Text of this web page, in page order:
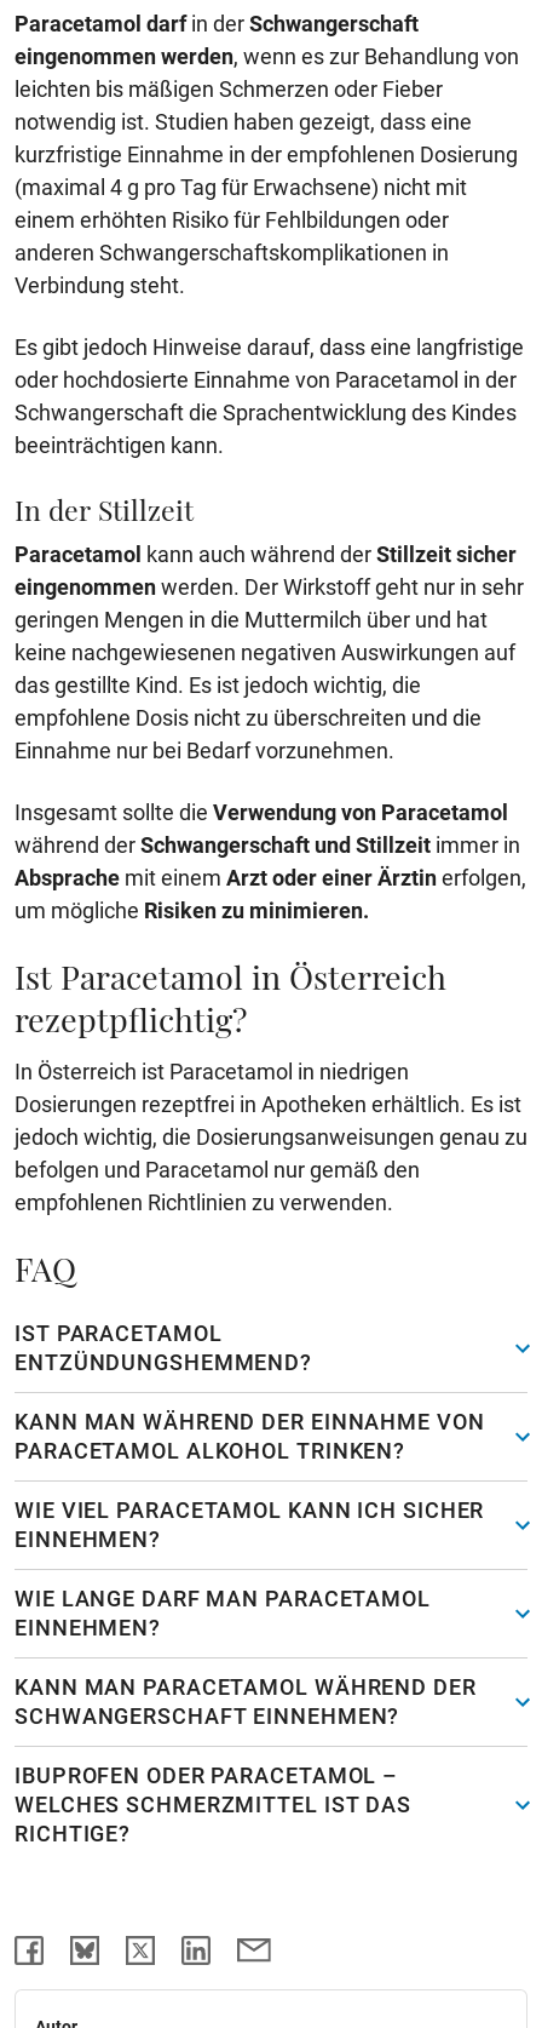
Paracetamol darfin derSchwangerschaft
eingenommen werden, wenn es zur Behandlung von
leichten bis mäßigen Schmerzen oder Fieber
notwendig ist. Studien haben gezeigt, dass eine
kurzfristige Einnahme in der empfohlenen Dosierung
(maximal 4 g pro Tag für Erwachsene) nicht mit
einem erhöhten Risiko für Fehlbildungen oder
anderen Schwangerschaftskomplikationen in
Verbindung steht.
Es gibt jedoch Hinweise darauf, dass eine langfristige
oder hochdosierte Einnahme von Paracetamol in der
Schwangerschaft die Sprachentwicklung des Kindes
beeinträchtigen kann.
In der Stillzeit
Paracetamol kann auch während derStillzeitsicher
eingenommenwerden. Der Wirkstoff geht nur in sehr
geringen Mengen in die Muttermilch über und hat
keine nachgewiesenen negativen Auswirkungen auf
das gestillte Kind. Es ist jedoch wichtig, die
empfohlene Dosis nicht zu überschreiten und die
Einnahme nur bei Bedarf vorzunehmen.
Insgesamt sollte die Verwendung von Paracetamol
während derSchwangerschaft und Stillzeit immer in
Absprache mit einem Arzt oder einer Ärztinerfolgen,
um mögliche Risiken zu minimieren.
Ist Paracetamol in Österreich
rezeptpflichtig?
In Österreich ist Paracetamol in niedrigen
Dosierungen rezeptfrei in Apotheken erhältlich. Es ist
jedoch wichtig, die Dosierungsanweisungen genau zu
befolgen und Paracetamol nur gemäß den
empfohlenen Richtlinien zu verwenden.
FAQ
IST PARACETAMOL
ENTZÜNDUNGSHEMMEND?
KANN MAN WÄHREND DER EINNAHME VON
PARACETAMOL ALKOHOL TRINKEN?
WIE VIEL PARACETAMOL KANN ICH SICHER
EINNEHMEN?
WIE LANGE DARF MAN PARACETAMOL
EINNEHMEN?
KANN MAN PARACETAMOL WÄHREND DER
SCHWANGERSCHAFT EINNEHMEN?
IBUPROFEN ODER PARACETAMOL –
WELCHES SCHMERZMITTEL IST DAS
RICHTIGE?